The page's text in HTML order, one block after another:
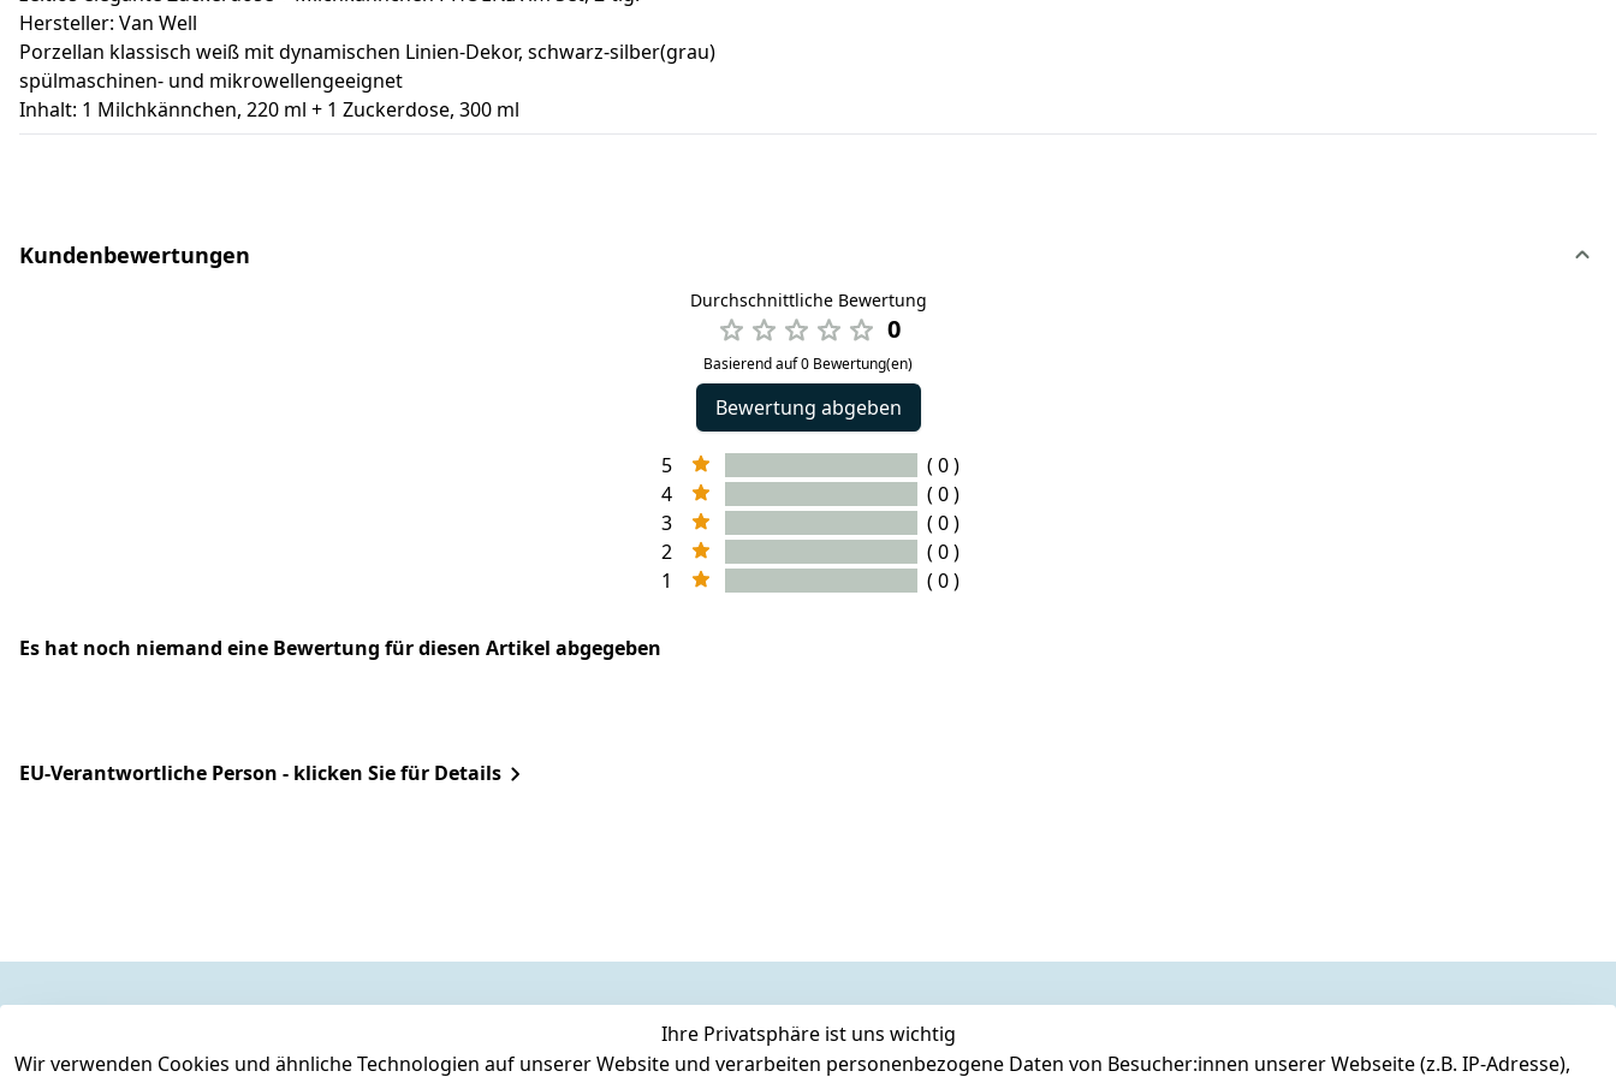
Hersteller: Van Well
Porzellan klassisch weiß mit dynamischen Linien-Dekor, schwarz-silber(grau)
spülmaschinen- und mikrowellengeeignet
Inhalt: 1 Milchkännchen, 220 ml + 1 Zuckerdose, 300 ml
Kundenbewertungen
Durchschnittliche Bewertung
0
Basierend auf 0 Bewertung(en)
Bewertung abgeben
5
( 0 )
4
( 0 )
3
( 0 )
2
( 0 )
1
( 0 )
Es hat noch niemand eine Bewertung für diesen Artikel abgegeben
EU-Verantwortliche Person - klicken Sie für Details
Ihre Privatsphäre ist uns wichtig
Wir verwenden Cookies und ähnliche Technologien auf unserer Website und verarbeiten personenbezogene Daten von Besucher:innen unserer Webseite (z.B. IP-Adresse),
AGB Kontakt